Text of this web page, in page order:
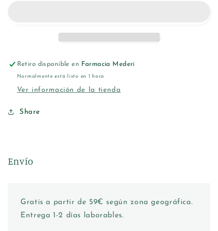
Retiro disponible en Farmacia Mederi
Normalmente está listo en 1 hora
Ver información de la tienda
Share
Envío
Gratis a partir de 59€ según zona geográfica.
Entrega 1-2 días laborables.